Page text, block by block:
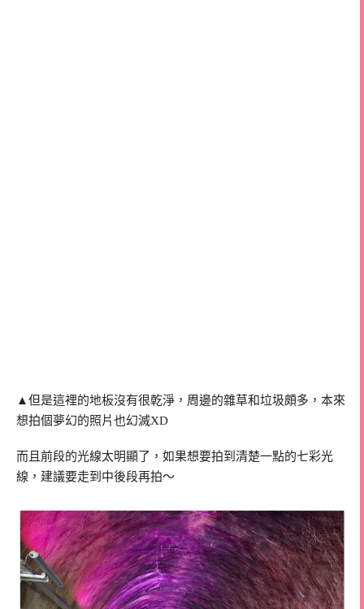
▲但是這裡的地板沒有很乾淨，周邊的雜草和垃圾頗多，本來
想拍個夢幻的照片也幻滅XD
而且前段的光線太明顯了，如果想要拍到清楚一點的七彩光
線，建議要走到中後段再拍～